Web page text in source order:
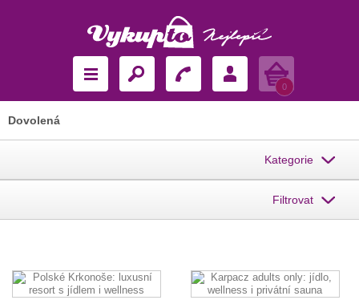
Košík
0
Dovolená
Kategorie
Filtrovat